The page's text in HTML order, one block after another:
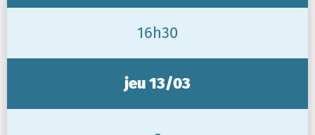
16h30
jeu 13/03